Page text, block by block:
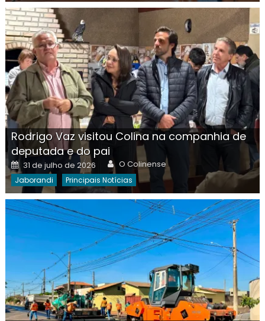
Rodrigo Vaz visitou Colina na companhia de
deputada e do pai
Posted
on
31 de julho de 2026 Author
O Colinense
Jaborandi Principais Notícias